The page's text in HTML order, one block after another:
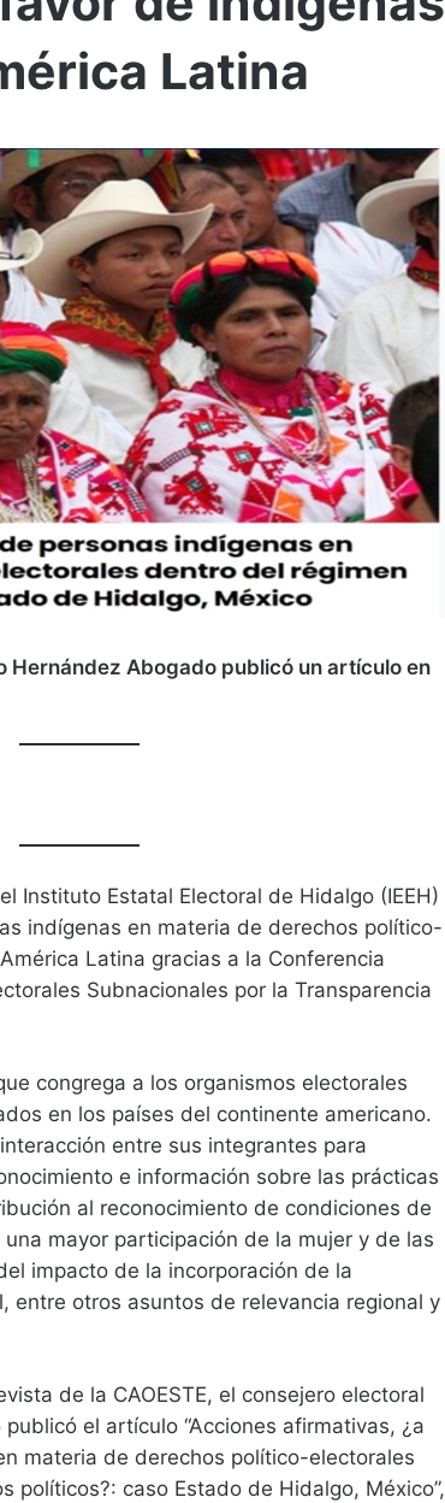
Latina
Hernández Abogado publicó un artículo en
Instituto Estatal Electoral de Hidalgo (IEEH)
indígenas en materia de derechos político-
Latina gracias a la Conferencia
Subnacionales por la Transparencia
congrega a los organismos electorales
en los países del continente americano.
entre sus integrantes para
e información sobre las prácticas
al reconocimiento de condiciones de
mayor participación de la mujer y de las
impacto de la incorporación de la
entre otros asuntos de relevancia regional y
de la CAOESTE, el consejero electoral
el artículo “Acciones afirmativas, ¿a
materia de derechos político-electorales
políticos?: caso Estado de Hidalgo, México”,